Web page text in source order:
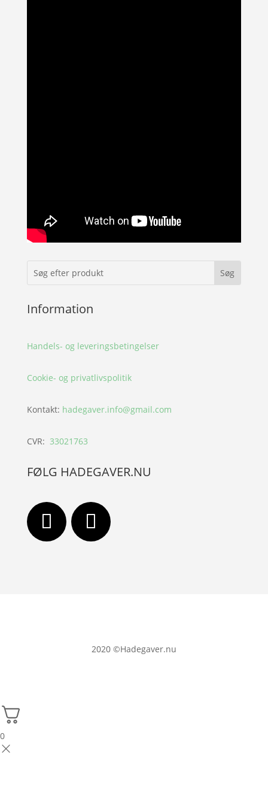
Information
Handels- og leveringsbetingelser
Cookie- og privatlivspolitik
Kontakt: hadegaver.info@gmail.com
CVR: 33021763
FØLG HADEGAVER.NU
2020 ©Hadegaver.nu
0